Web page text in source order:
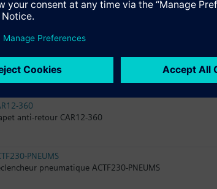
180
MANOF230-180
550
DN16 PN360 FLEX16-550
360
anti-retour CAR12-360
PNEUMS
pneumatique ACTF230-PNEUMS